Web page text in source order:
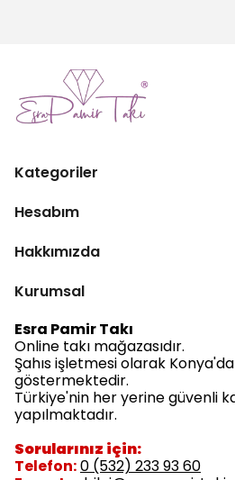
Kategoriler
Hesabım
Hakkımızda
Kurumsal
Esra Pamir Takı
Online takı mağazasıdır.
Şahıs işletmesi olarak
göstermektedir.
Türkiye'nin her yerine güvenli
yapılmaktadır.
Sorularınız için:
Telefon:0 (532) 233 93 60